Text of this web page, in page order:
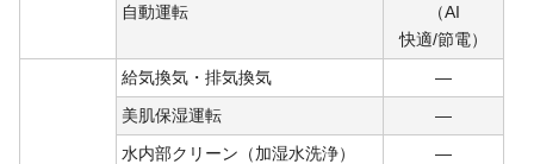
自動運転
（AI
快適/節電）
給気換気・排気換気
―
美肌保湿運転
―
水内部クリーン（加湿水洗浄）
―